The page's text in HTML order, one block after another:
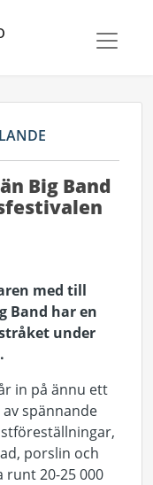
Big Band
med till
Band har en
under
in på ännu ett
spännande
porslin och
runt 20-25 000